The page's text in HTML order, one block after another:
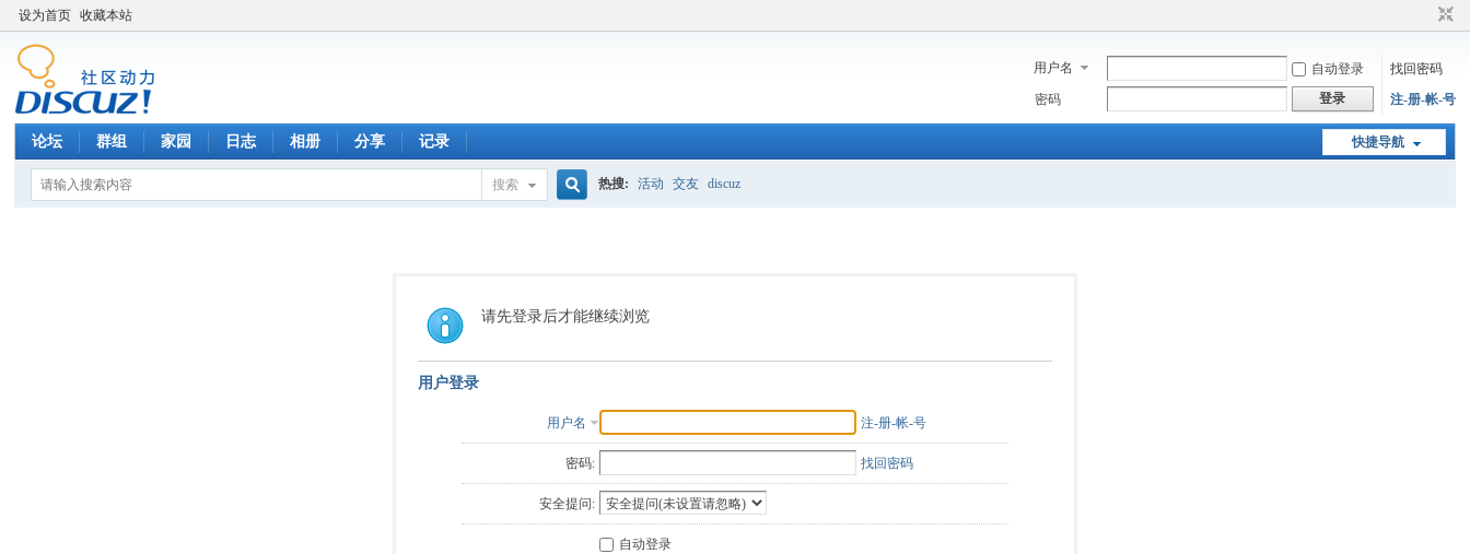
设为首页 收藏本站
用户名 自动登录
找回密码
密码
登录 注-册-帐-号
快捷导航
论坛 群组 家园 日志 相册 分享 记录
搜索
索
热搜: 活动 交友 discuz
请先登录后才能继续浏览
用户登录
用户名 注-册-帐-号
密码: 找回密码
安全提问:
自动登录